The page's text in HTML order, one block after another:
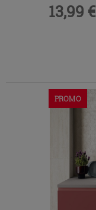
13,99 €
PROMO